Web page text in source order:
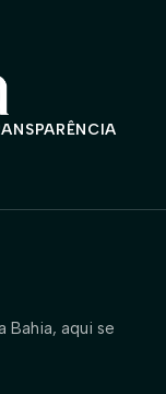
Bahia, aqui se